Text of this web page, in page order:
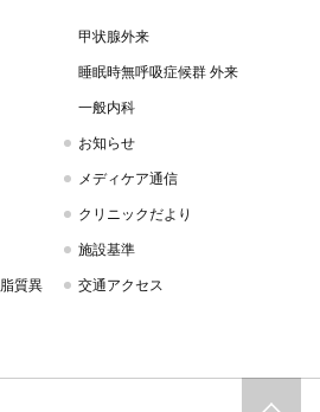
質異
甲状腺外来
睡眠時無呼吸症候群 外来
一般内科
お知らせ
メディケア通信
クリニックだより
施設基準
交通アクセス